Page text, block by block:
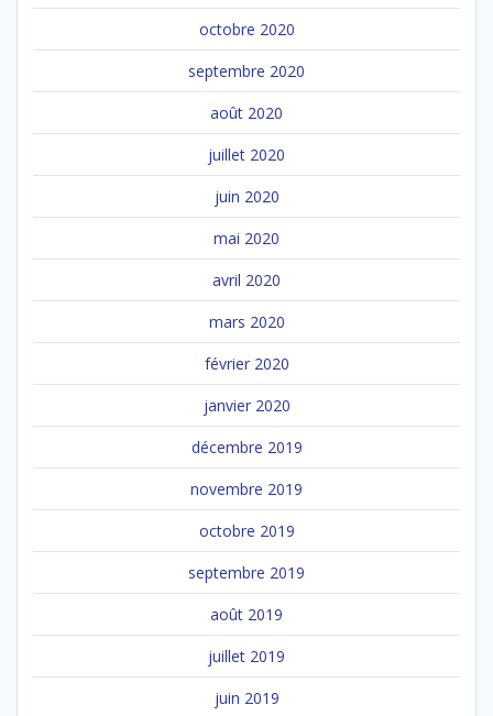
octobre 2020
septembre 2020
août 2020
juillet 2020
juin 2020
mai 2020
avril 2020
mars 2020
février 2020
janvier 2020
décembre 2019
novembre 2019
octobre 2019
septembre 2019
août 2019
juillet 2019
juin 2019